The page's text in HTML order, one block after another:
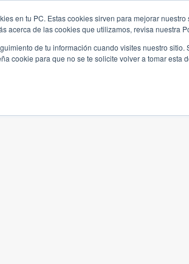
en tu PC. Estas cookies sirven para mejorar
acerca de las cookies que utilizamos, revisa nuestra
de tu información cuando visites nuestro
cookie para que no se te solicite volver a tomar esta